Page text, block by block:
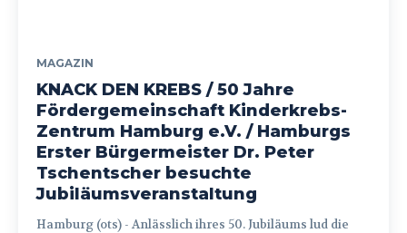
MAGAZIN
KNACK DEN KREBS / 50 Jahre
Fördergemeinschaft Kinderkrebs-
Zentrum Hamburg e.V. / Hamburgs
Erster Bürgermeister Dr. Peter
Tschentscher besuchte
Jubiläumsveranstaltung
Hamburg (ots) - Anlässlich ihres 50. Jubiläums lud die